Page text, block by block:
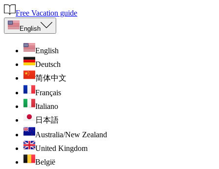
Free Vacation guide
English
English
Deutsch
简体中文
Français
Italiano
日本語
Australia/New Zealand
United Kingdom
België